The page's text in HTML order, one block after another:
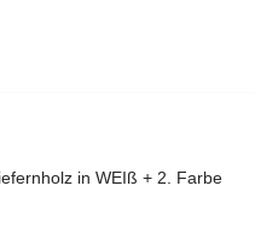
in WEIß + 2. Farbe